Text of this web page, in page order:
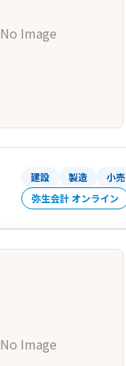
No Image
建設 製造 小売
弥生会計 オンライン
No Image